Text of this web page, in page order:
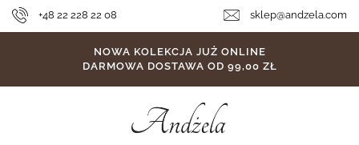
+48 22 228 22 08 sklep@andzela.com
NOWA KOLEKCJA JUŻ ONLINE
DARMOWA DOSTAWA OD 99,00 ZŁ